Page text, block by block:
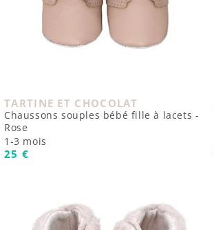
Fournisseur :
TARTINE ET CHOCOLAT
Chaussons souples bébé fille à lacets -
Rose
1-3 mois
Prix habituel
25 €